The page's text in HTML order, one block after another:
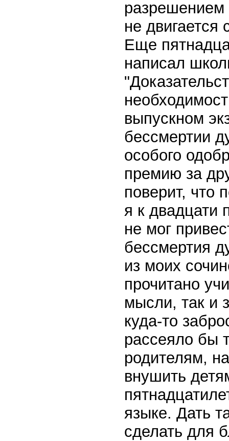
разрешением
не двигается
Еще
написал
выпускном
бессмертии
особого
премию за
поверит, что
я к двадцати
не мог
бессмертия
из моих
прочитано
мысли, так и
куда-то
рассеяло бы
родителям,
внушить
языке. Дать
сделать для